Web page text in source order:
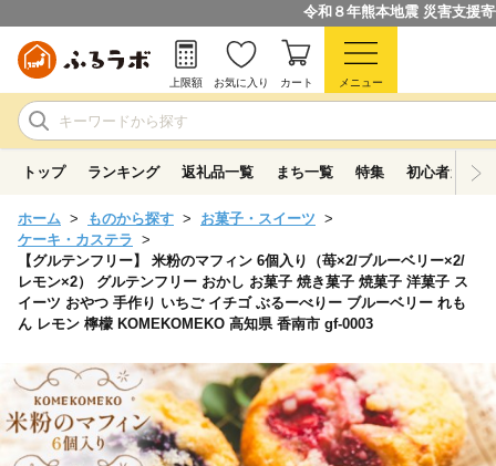
令和８年熊本地震 災害支援
上限額 お気に入り カート メニュー
トップ ランキング 返礼品一覧 まち一覧 特集 初心者ガイド
ホーム ものから探す
お菓子・スイーツ
ケーキ・カステラ
【グルテンフリー】 米粉のマフィン 6個入り（苺×2/ブルーベリー×2/
レモン×2） グルテンフリー おかし お菓子 焼き菓子 焼菓子 洋菓子 ス
イーツ おやつ 手作り いちご イチゴ ぶるーべりー ブルーベリー れも
ん レモン 檸檬 KOMEKOMEKO 高知県 香南市 gf-0003